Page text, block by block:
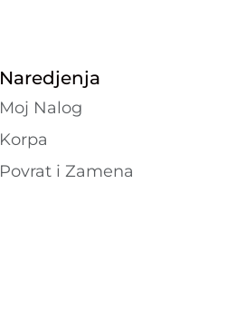
Naredjenja
Moj Nalog
Korpa
Povrat i Zamena